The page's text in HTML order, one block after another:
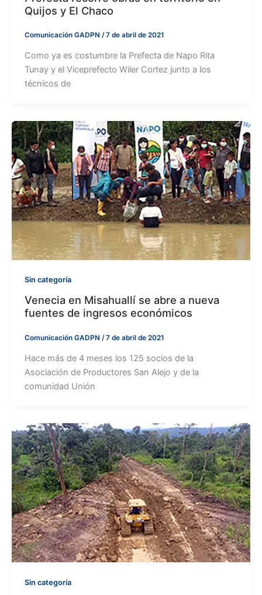
Quijos y El Chaco
Comunicación GADPN /7 de abril de 2021
Como ya es costumbre la Prefecta de Napo Rita
Tunay y el Viceprefecto Wiler Cortez junto a los
técnicos de
Sin categoría
Venecia en Misahuallí se abre a nueva
fuentes de ingresos económicos
Comunicación GADPN /7 de abril de 2021
Hace más de 4 meses los 125 socios de la
Asociación de Productores San Alejo y de la
comunidad Unión
Sin categoría